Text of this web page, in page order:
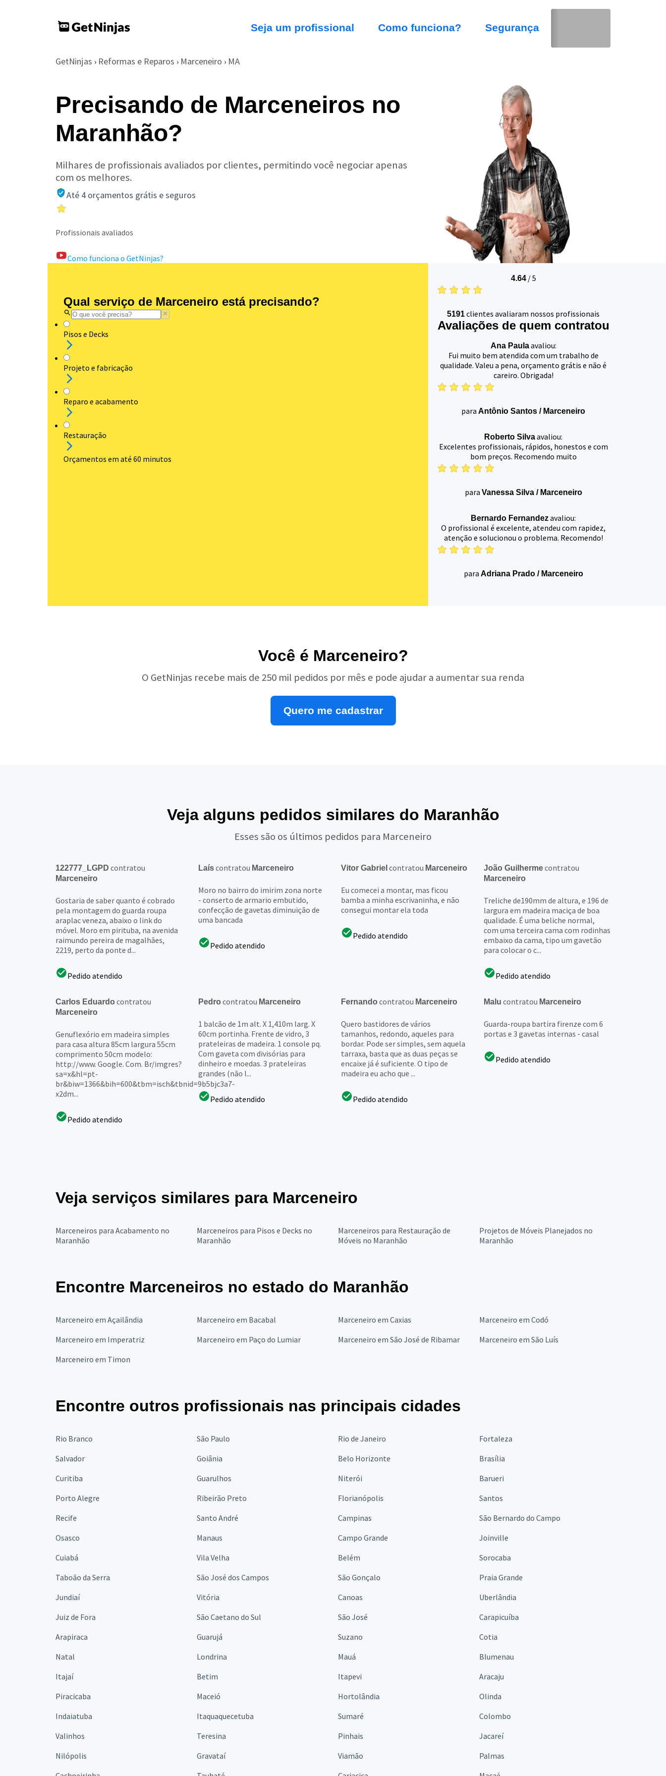
Seja um profissional Como funciona? Segurança
GetNinjas › Reformas e Reparos › Marceneiro › MA
Precisando de Marceneiros no
Maranhão?
Milhares de profissionais avaliados por clientes, permitindo você negociar apenas
com os melhores.
Até 4 orçamentos grátis e seguros
Profissionais avaliados
Como funciona o GetNinjas?
Qual serviço de Marceneiro está precisando?
Pisos e Decks
Projeto e fabricação
Reparo e acabamento
Restauração
Orçamentos em até 60 minutos
4.64/5
5191clientes avaliaram nossos profissionais
Avaliações de quem contratou
Ana Paulaavaliou:
Fui muito bem atendida com um trabalho de
qualidade. Valeu a pena, orçamento grátis e não é
careiro. Obrigada!
para Antônio Santos / Marceneiro
Roberto Silvaavaliou:
Excelentes profissionais, rápidos, honestos e com
bom preços. Recomendo muito
para Vanessa Silva/ Marceneiro
Bernardo Fernandezavaliou:
O profissional é excelente, atendeu com rapidez,
atenção e solucionou o problema. Recomendo!
para Adriana Prado/ Marceneiro
Você é Marceneiro?
O GetNinjas recebe mais de 250 mil pedidos por mês e pode ajudar a aumentar sua renda
Quero me cadastrar
Veja alguns pedidos similares do Maranhão
Esses são os últimos pedidos para Marceneiro
122777_LGPD contratou
Marceneiro
Gostaria de saber quanto é cobrado
pela montagem do guarda roupa
araplac veneza, abaixo o link do
móvel. Moro em pirituba, na avenida
raimundo pereira de magalhães,
2219, perto da ponte d...
Pedido atendido
Laíscontratou Marceneiro
Moro no bairro do imirim zona norte
- conserto de armario embutido,
confecção de gavetas diminuição de
uma bancada
Pedido atendido
Vitor Gabriel contratou Marceneiro
Eu comecei a montar, mas ficou
bamba a minha escrivaninha, e não
consegui montar ela toda
Pedido atendido
João Guilhermecontratou
Marceneiro
Treliche de190mm de altura, e 196 de
largura em madeira maciça de boa
qualidade. É uma beliche normal,
com uma terceira cama com rodinhas
embaixo da cama, tipo um gavetão
para colocar o c...
Pedido atendido
Carlos Eduardo contratou
Marceneiro
Genuflexório em madeira simples
para casa altura 85cm largura 55cm
comprimento 50cm modelo:
http://www. Google. Com. Br/imgres?
sa=x&hl=pt-
br&biw=1366&bih=600&tbm=isch&tbnid=9b5bjc3a7-
x2dm...
Pedido atendido
Pedro contratou Marceneiro
1 balcão de 1m alt. X 1,410m larg. X
60cm portinha. Frente de vidro, 3
prateleiras de madeira. 1 console pq.
Com gaveta com divisórias para
dinheiro e moedas. 3 prateleiras
grandes (não l...
Pedido atendido
Fernando contratou Marceneiro
Quero bastidores de vários
tamanhos, redondo, aqueles para
bordar. Pode ser simples, sem aquela
tarraxa, basta que as duas peças se
encaixe já é suficiente. O tipo de
madeira eu acho que ...
Pedido atendido
Malu contratou Marceneiro
Guarda-roupa bartira firenze com 6
portas e 3 gavetas internas - casal
Pedido atendido
Veja serviços similares para Marceneiro
Marceneiros para Acabamento no
Maranhão
Marceneiros para Pisos e Decks no
Maranhão
Marceneiros para Restauração de
Móveis no Maranhão
Projetos de Móveis Planejados no
Maranhão
Encontre Marceneiros no estado do Maranhão
Marceneiro em Açailândia Marceneiro em Bacabal Marceneiro em Caxias
Marceneiro em Codó
Marceneiro em Imperatriz
Marceneiro em Paço do Lumiar Marceneiro em São José de Ribamar
Marceneiro em São Luís
Marceneiro em Timon
Encontre outros profissionais nas principais cidades
Rio Branco São Paulo Rio de Janeiro
Fortaleza
Salvador
Goiânia Belo Horizonte
Brasília
Curitiba
Guarulhos Niterói
Barueri
Porto Alegre
Ribeirão Preto Florianópolis
Santos
Recife
Santo André Campinas
São Bernardo do Campo
Osasco
Manaus Campo Grande
Joinville
Cuiabá
Vila Velha Belém
Sorocaba
Taboão da Serra
São José dos Campos São Gonçalo
Praia Grande
Jundiaí
Vitória Canoas
Uberlândia
Juiz de Fora
São Caetano do Sul São José
Carapicuíba
Arapiraca
Guarujá Suzano
Cotia
Natal
Londrina Mauá
Blumenau
Itajaí
Betim Itapevi
Aracaju
Piracicaba
Maceió Hortolândia
Olinda
Indaiatuba
Itaquaquecetuba Sumaré
Colombo
Valinhos
Teresina Pinhais
Jacareí
Nilópolis
Gravataí Viamão
Palmas